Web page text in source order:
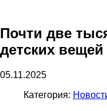
Почти две
детских вещей
05.11.2025
Категория: